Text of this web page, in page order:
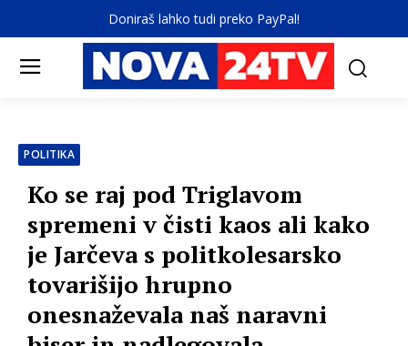
Doniraš lahko tudi preko PayPal!
POLITIKA
Ko se raj pod Triglavom
spremeni v čisti kaos ali kako
je Jarčeva s politkolesarsko
tovarišijo hrupno
onesnaževala naš naravni